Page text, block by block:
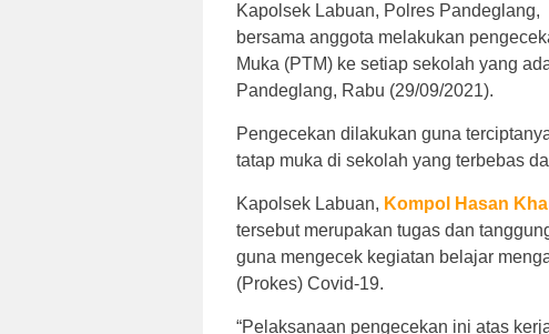
Kapolsek Labuan, Polres Pandeglang,
bersama anggota melakukan
Muka (PTM) ke setiap sekolah yang
Pandeglang, Rabu (29/09/2021).
Pengecekan dilakukan guna
tatap muka di sekolah yang terbebas
Kapolsek Labuan, Kompol Hasan
tersebut merupakan tugas dan
guna mengecek kegiatan belajar
(Prokes) Covid-19.
“Pelaksanaan pengecekan ini atas